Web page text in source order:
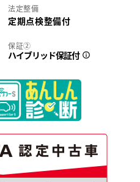
法定整備
定期点検整備付
保証②
ハイブリッド保証付